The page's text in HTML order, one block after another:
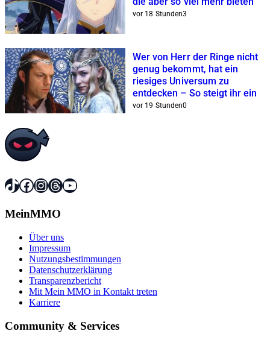
vor 18 Stunden3
Wer von Herr der Ringe nicht
genug bekommt, hat ein
riesiges Universum zu
entdecken – So steigt ihr ein
vor 19 Stunden0
TikTok
Facebook
Instagram
Threads
YouTube
MeinMMO
Über uns
Impressum
Nutzungsbestimmungen
Datenschutzerklärung
Transparenzbericht
Mit Mein MMO in Kontakt treten
Karriere
Community & Services